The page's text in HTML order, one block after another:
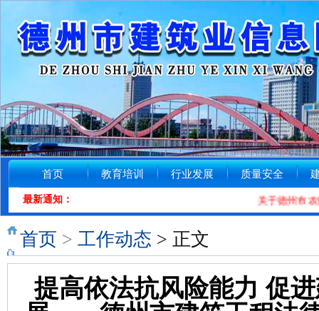
首页 教育培训 行业发展 质量安全
最新通知： 关于德州市农民
首页 > 工作动态 > 正文
提高依法抗风险能力 促